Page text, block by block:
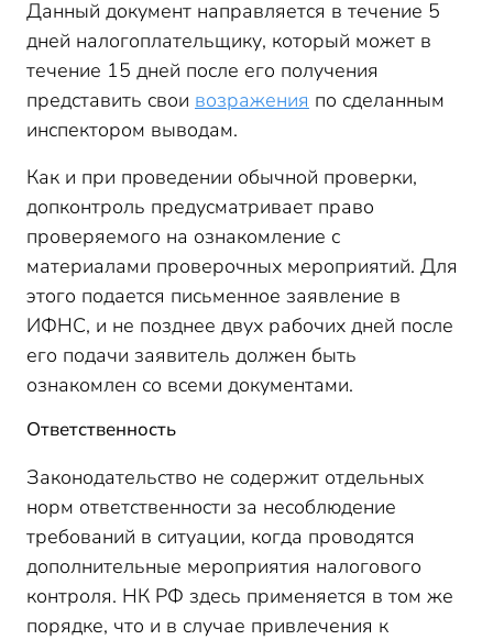
Данный документ направляется в течение 5
дней налогоплательщику, который может в
течение 15 дней после его получения
представить свои возражения по сделанным
инспектором выводам.
Как и при проведении обычной проверки,
допконтроль предусматривает право
проверяемого на ознакомление с
материалами проверочных мероприятий. Для
этого подается письменное заявление в
ИФНС, и не позднее двух рабочих дней после
его подачи заявитель должен быть
ознакомлен со всеми документами.
Ответственность
Законодательство не содержит отдельных
норм ответственности за несоблюдение
требований в ситуации, когда проводятся
дополнительные мероприятия налогового
контроля. НК РФ здесь применяется в том же
порядке, что и в случае привлечения к